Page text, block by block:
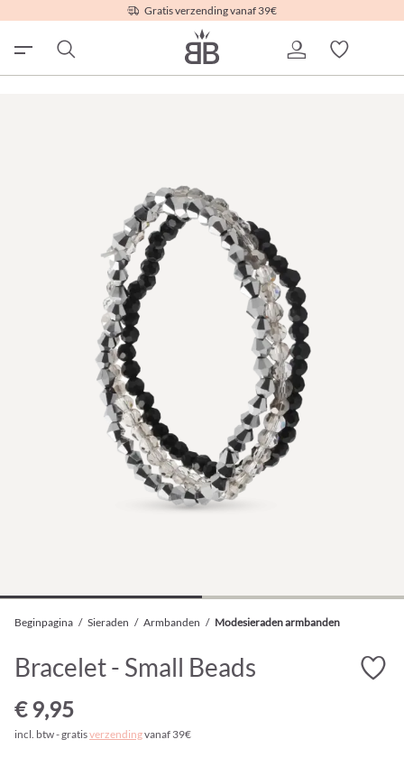
Gratis verzending vanaf 39€
Beginpagina / Sieraden / Armbanden / Modesieraden armbanden
Bracelet - Small Beads
€ 9,95
incl. btw - gratisverzendingvanaf 39€